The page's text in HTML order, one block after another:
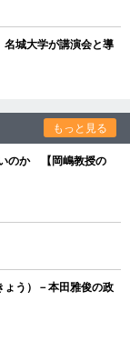
城大学が講演会と導
もっと見る
のか 【岡嶋教授の
う）－本田雅俊の政